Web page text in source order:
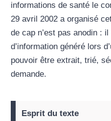
informations de santé le
29 avril 2002 a organisé
de cap n’est pas anodin :
d’information généré lors
pouvoir être extrait, trié,
demande.
Esprit du texte